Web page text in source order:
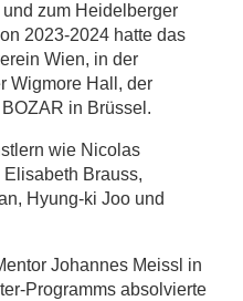
zum Heidelberger
2023-2024 hatte das
Wien, in der
Wigmore Hall, der
in Brüssel.
wie Nicolas
Brauss,
Hyung-ki Joo und
Johannes Meissl in
Programms absolvierte